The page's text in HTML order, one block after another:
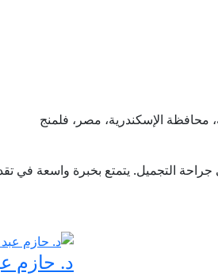
جراحة التجميل. يتمتع بخبرة واسعة في
د. حازم